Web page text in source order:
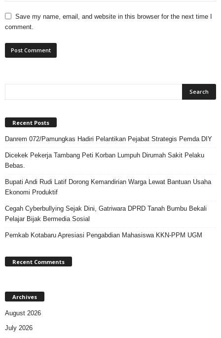
Save my name, email, and website in this browser for the next time I
comment.
Recent Posts
Danrem 072/Pamungkas Hadiri Pelantikan Pejabat Strategis Pemda DIY
Dicekek Pekerja Tambang Peti Korban Lumpuh Dirumah Sakit Pelaku
Bebas.
Bupati Andi Rudi Latif Dorong Kemandirian Warga Lewat Bantuan Usaha
Ekonomi Produktif
Cegah Cyberbullying Sejak Dini, Gatriwara DPRD Tanah Bumbu Bekali
Pelajar Bijak Bermedia Sosial
Pemkab Kotabaru Apresiasi Pengabdian Mahasiswa KKN-PPM UGM
Recent Comments
Archives
August 2026
July 2026